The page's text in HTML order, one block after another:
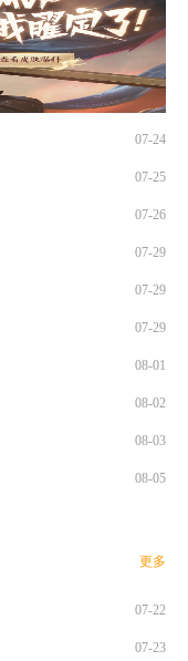
07-24
07-25
07-26
07-29
07-29
07-29
08-01
08-02
08-03
08-05
更多
07-22
07-23